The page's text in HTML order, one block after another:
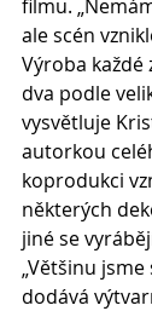
filmu.
ale scén
Výroba každé
dva podle
vysvětluje
autorkou
koprodukci
některých
jiné se
„Většinu jsme
dodává